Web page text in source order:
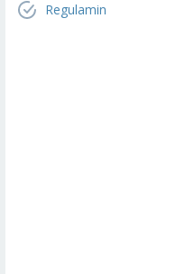
Regulamin